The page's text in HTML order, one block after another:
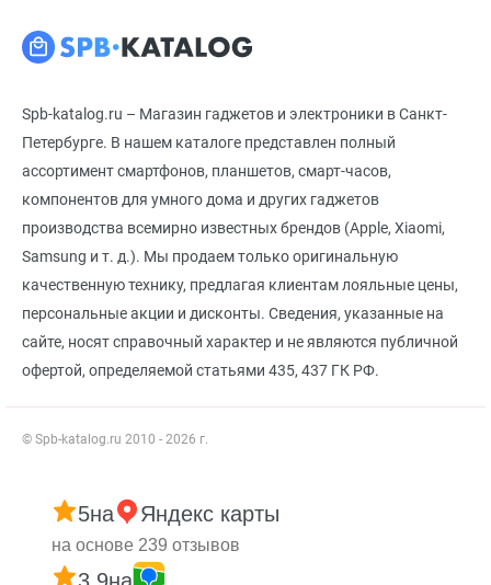
Spb-katalog.ru – Магазин гаджетов и электроники в Санкт-
Петербурге. В нашем каталоге представлен полный
ассортимент смартфонов, планшетов, смарт-часов,
компонентов для умного дома и других гаджетов
производства всемирно известных брендов (Apple, Xiaomi,
Samsung и т. д.). Мы продаем только оригинальную
качественную технику, предлагая клиентам лояльные цены,
персональные акции и дисконты. Сведения, указанные на
сайте, носят справочный характер и не являются публичной
офертой, определяемой статьями 435, 437 ГК РФ.
© Spb-katalog.ru 2010 - 2026 г.
5на Яндекс карты
на основе 239 отзывов